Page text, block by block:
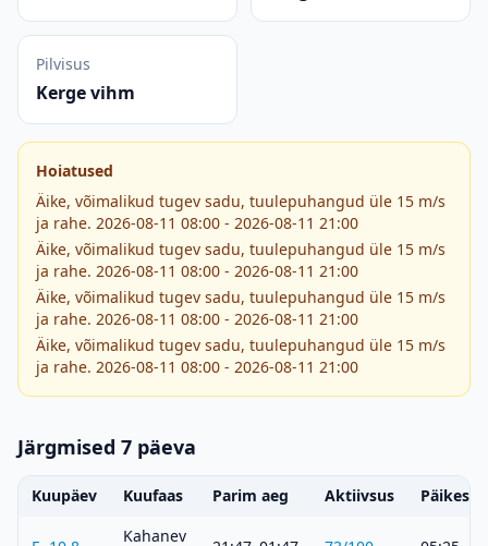
Pilvisus
Kerge vihm
Hoiatused
Äike, võimalikud tugev sadu, tuulepuhangud üle 15 m/s
ja rahe. 2026-08-11 08:00 - 2026-08-11 21:00
Äike, võimalikud tugev sadu, tuulepuhangud üle 15 m/s
ja rahe. 2026-08-11 08:00 - 2026-08-11 21:00
Äike, võimalikud tugev sadu, tuulepuhangud üle 15 m/s
ja rahe. 2026-08-11 08:00 - 2026-08-11 21:00
Äike, võimalikud tugev sadu, tuulepuhangud üle 15 m/s
ja rahe. 2026-08-11 08:00 - 2026-08-11 21:00
Järgmised 7 päeva
Kuupäev Kuufaas Parim aeg Aktiivsus
Kahanev